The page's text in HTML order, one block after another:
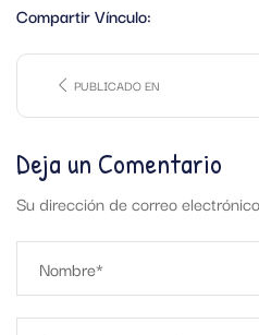
Compartir Vínculo:
PUBLICADO EN
Deja un Comentario
Su dirección de correo